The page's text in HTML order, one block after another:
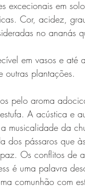
excecionais em
Cor, acidez,
no ananás
em vasos e até
outras plantações.
pelo aroma
A acústica e
musicalidade da
dos pássaros que
Os conflitos de
é uma palavra
comunhão com